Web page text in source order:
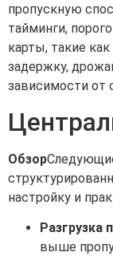
пропускную
тайминги,
карты, такие
задержку,
зависимости от
Обзор
настройку и
Разгрузка
выше